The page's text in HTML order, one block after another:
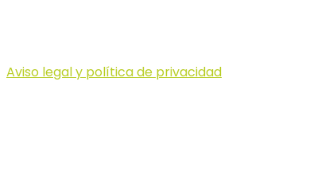
Aviso legal y política de privacidad